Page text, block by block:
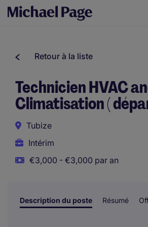
Retour à la liste
Technicien HVAC
Climatisation (
Tubize
Intérim
€3,000 - €3,000 par an
Description du poste Résumé